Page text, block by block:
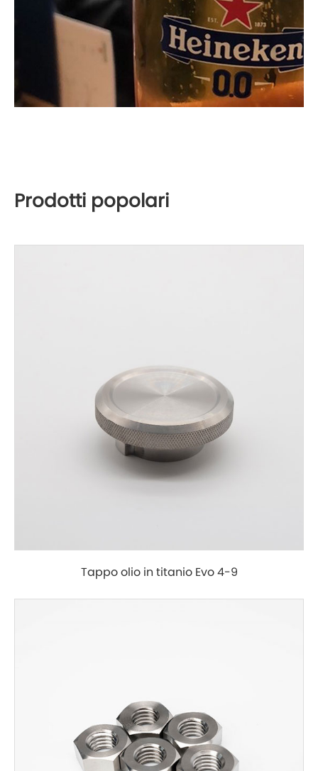
Prodotti popolari
Tappo olio in titanio Evo 4-9